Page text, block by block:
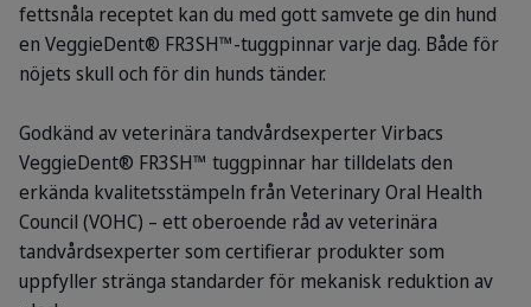
fettsnåla receptet kan du med gott samvete ge din hund
en VeggieDent® FR3SH™-tuggpinnar varje dag. Både för
nöjets skull och för din hunds tänder.
Godkänd av veterinära tandvårdsexperterVirbacs
VeggieDent® FR3SH™ tuggpinnar har tilldelats den
erkända kvalitetsstämpeln från Veterinary Oral Health
Council (VOHC) – ett oberoende råd av veterinära
tandvårdsexperter som certifierar produkter som
uppfyller stränga standarder för mekanisk reduktion av